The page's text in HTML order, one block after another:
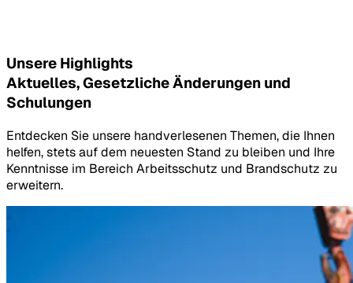
Unsere Highlights
Aktuelles, Gesetzliche Änderungen und
Schulungen
Entdecken Sie unsere handverlesenen Themen, die Ihnen
helfen, stets auf dem neuesten Stand zu bleiben und Ihre
Kenntnisse im Bereich Arbeitsschutz und Brandschutz zu
erweitern.